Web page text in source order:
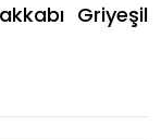
Griyeşil